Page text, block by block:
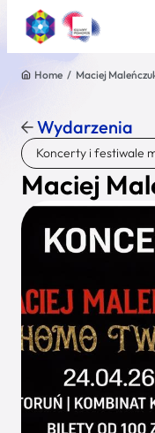
Znajdź
Nazwa atrakcji
Miasto
Kategoria
Home / Maciej
Wydarzenia
Koncerty i festiwale
Maciej